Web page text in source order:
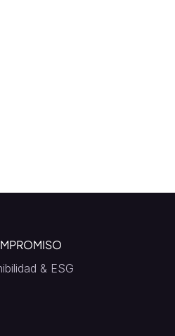
& ESG